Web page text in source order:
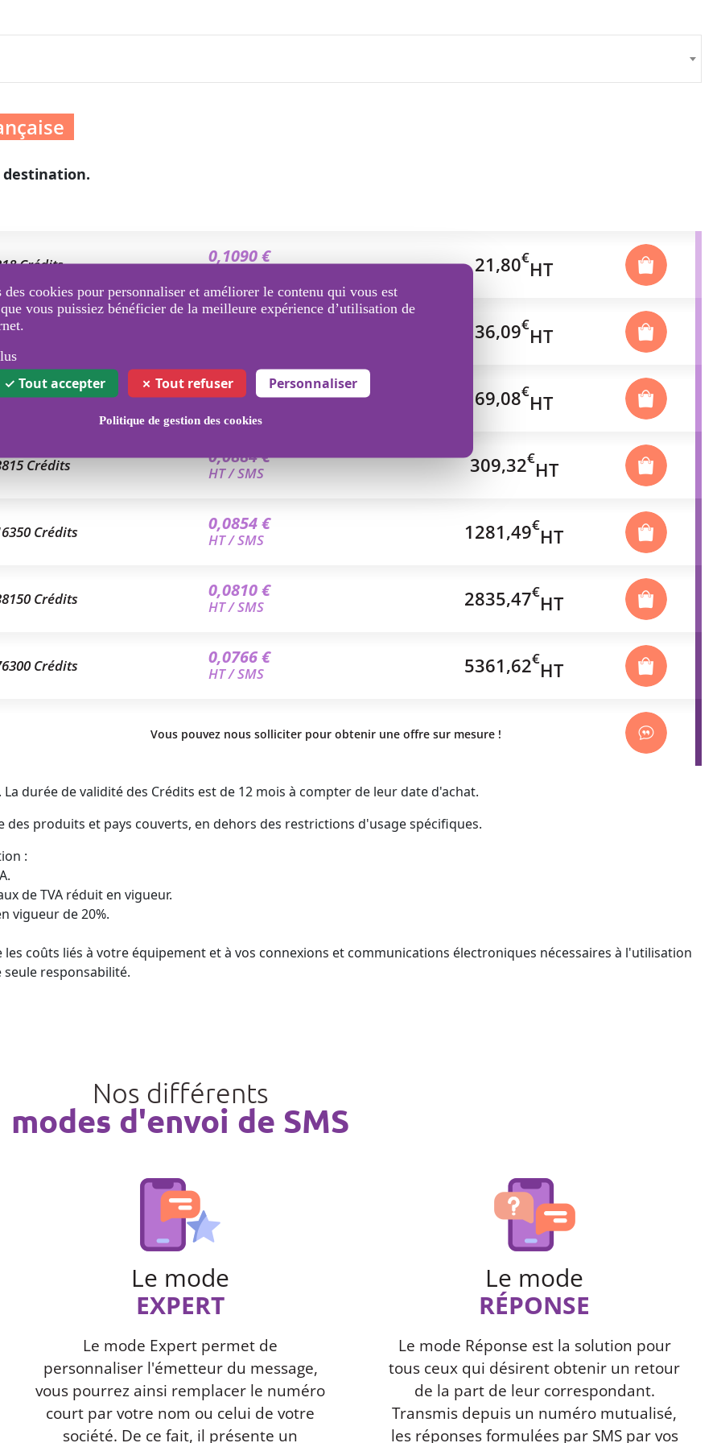
cookies pour personnaliser et améliorer le contenu qui vous est
vous puissiez bénéficier de la meilleure expérience d’utilisation de
Tout accepter Tout refuser Personnaliser
Politique de gestion des cookies
Crédits 0,1090 € 21,80€HT
Crédits 36,09€HT
Crédits 0,0987 € 69,08€HT
Crédits 0,0884 €
HT / SMS 309,32€HT
Crédits 0,0854 €
HT / SMS 1281,49€HT
Crédits 0,0810 €
HT / SMS 2835,47€HT
Crédits 0,0766 €
HT / SMS 5361,62€HT
Vous pouvez nous solliciter pour obtenir une offre sur mesure !
durée de validité des Crédits est de 12 mois à compter de leur date d'achat.
produits et pays couverts, en dehors des restrictions d'usage spécifiques.
:
de TVA réduit en vigueur.
vigueur de 20%.
coûts liés à votre équipement et à vos connexions et communications électroniques nécessaires à l'utilisation
responsabilité.
Nos différents
modes d'envoi de SMS
Le mode
EXPERT
Le mode Expert permet de
personnaliser l'émetteur du message,
vous pourrez ainsi remplacer le numéro
court par votre nom ou celui de votre
société. De ce fait, il présente un
Le mode
RÉPONSE
Le mode Réponse est la solution pour
tous ceux qui désirent obtenir un retour
de la part de leur correspondant.
Transmis depuis un numéro mutualisé,
les réponses formulées par SMS par vos